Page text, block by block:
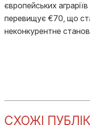
європейських
перевищує €70, що
неконкурентне
СХОЖІ